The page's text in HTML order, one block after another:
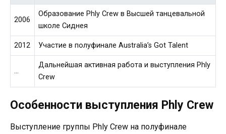
2006
Образование Phly Crew в Высшей танцевальной
школе Сиднея
2012 Участие в полуфинале Australia’s Got Talent
…
Дальнейшая активная работа и выступления Phly
Crew
Особенности выступления Phly Crew
Выступление группы Phly Crew на полуфинале